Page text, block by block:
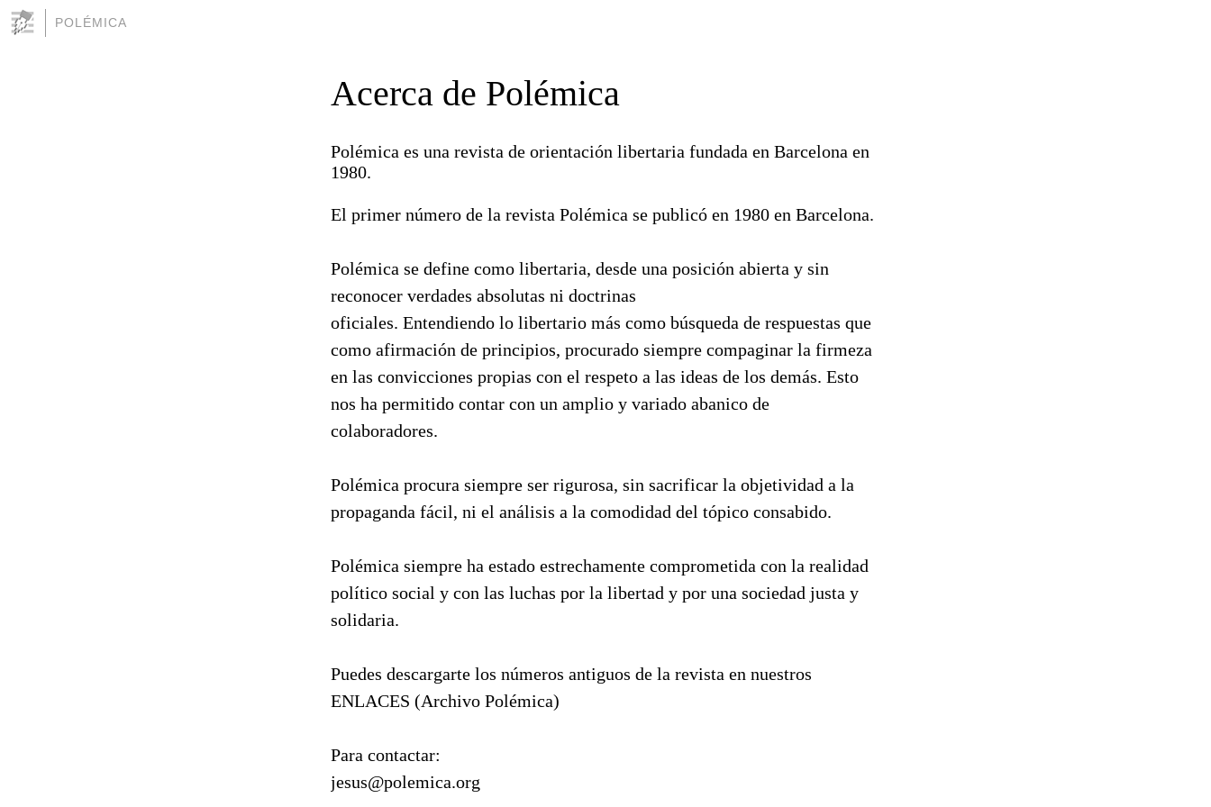
POLÉMICA
Acerca de Polémica
Polémica es una revista de orientación libertaria fundada en Barcelona en
1980.
El primer número de la revista Polémica se publicó en 1980 en Barcelona.
Polémica se define como libertaria, desde una posición abierta y sin
reconocer verdades absolutas ni doctrinas
oficiales. Entendiendo lo libertario más como búsqueda de respuestas que
como afirmación de principios, procurado siempre compaginar la firmeza
en las convicciones propias con el respeto a las ideas de los demás. Esto
nos ha permitido contar con un amplio y variado abanico de
colaboradores.
Polémica procura siempre ser rigurosa, sin sacrificar la objetividad a la
propaganda fácil, ni el análisis a la comodidad del tópico consabido.
Polémica siempre ha estado estrechamente comprometida con la realidad
político social y con las luchas por la libertad y por una sociedad justa y
solidaria.
Puedes descargarte los números antiguos de la revista en nuestros
ENLACES (Archivo Polémica)
Para contactar:
jesus@polemica.org